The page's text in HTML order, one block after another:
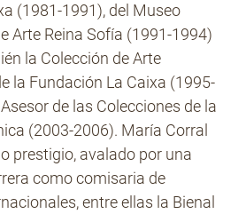
(1981-1991), del Museo
Arte Reina Sofía (1991-1994)
la Colección de Arte
la Fundación La Caixa (1995-
de las Colecciones de la
(2003-2006). María Corral
prestigio, avalado por una
como comisaria de
entre ellas la Bienal